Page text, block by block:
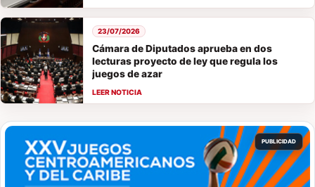
Cámara de Diputados aprueba en dos
lecturas proyecto de ley que regula los
juegos de azar
23/07/2026